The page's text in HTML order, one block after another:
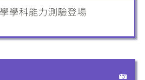
學科能力測驗登場